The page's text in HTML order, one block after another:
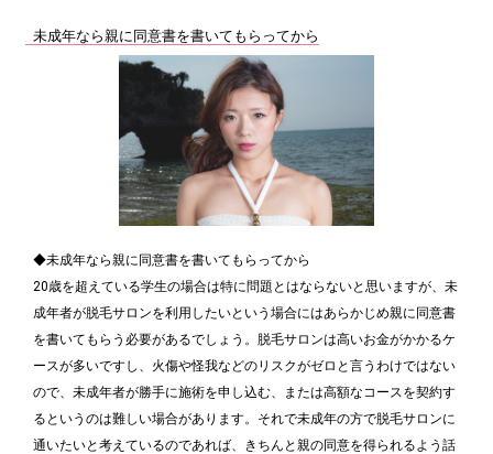
未成年なら親に同意書を書いてもらってから
◆未成年なら親に同意書を書いてもらってから
20歳を超えている学生の場合は特に問題とはならないと思いますが、未
成年者が脱毛サロンを利用したいという場合にはあらかじめ親に同意書
を書いてもらう必要があるでしょう。脱毛サロンは高いお金がかかるケ
ースが多いですし、火傷や怪我などのリスクがゼロと言うわけではない
ので、未成年者が勝手に施術を申し込む、または高額なコースを契約す
るというのは難しい場合があります。それで未成年の方で脱毛サロンに
通いたいと考えているのであれば、きちんと親の同意を得られるよう話